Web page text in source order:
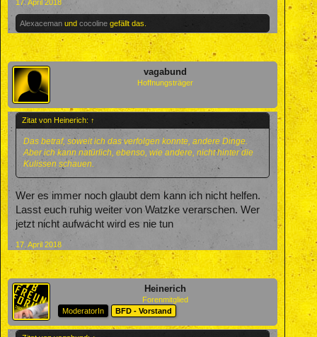
17. April 2018
Alexaceman und cocoline gefällt das.
vagabund
Hoffnungsträger
Zitat von Heinerich: ↑
Das betraf, soweit ich das verfolgen konnte, andere Dinge.
Aber ich kann natürlich, ebenso, wie andere, nicht hinter die
Kulissen schauen.
Wer es immer noch glaubt dem kann ich nicht helfen.
Lasst euch ruhig weiter von Watzke verarschen. Wer
jetzt nicht aufwacht wird es nie tun
17. April 2018
Heinerich
Forenmitglied
ModeratorIn
BFD - Vorstand